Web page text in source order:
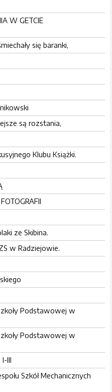
W GETCIE
się baranki,
są rozstania,
Klubu Książki.
ze Skibina.
w Radziejowie.
Podstawowej w
Podstawowej w
III
Szkół Mechanicznych